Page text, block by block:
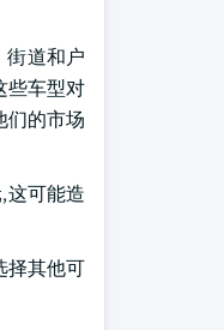
道和户
些车型对
们的市场
这可能造
择其他可